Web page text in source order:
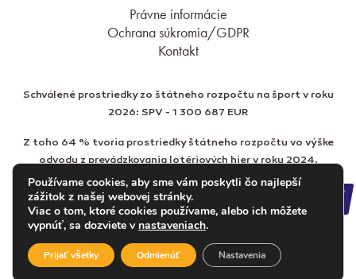
Právne informácie
Ochrana súkromia/GDPR
Kontakt
Schválené prostriedky zo štátneho rozpočtu na šport v roku
2026: SPV - 1 300 687 EUR
Z toho 64 % tvoria prostriedky štátneho rozpočtu vo výške
odvodu z prevádzkovania lotériových hier v roku 2024.
Používame cookies, aby sme vám poskytli čo najlepší
zážitok z našej webovej stránky.
Viac o tom, ktoré cookies používame, alebo ich môžete
vypnúť, sa dozviete v nastaveniach.
Prijať všetky Odmienúť Nastavenia